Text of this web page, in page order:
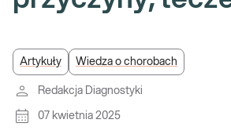
Artykuły Wiedza o chorobach
Redakcja Diagnostyki
07 kwietnia 2025